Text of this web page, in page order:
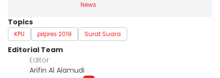
News
Topics
KPU pilpres 2019 Surat Suara
Editorial Team
Editor
Arifin Al Alamudi